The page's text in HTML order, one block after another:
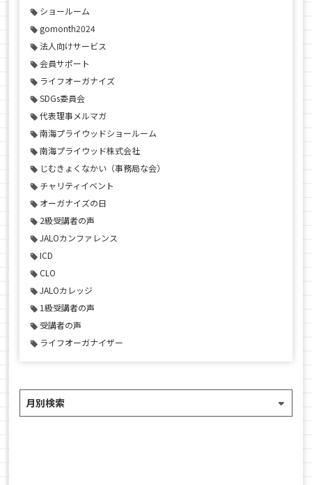
ショールーム
gomonth2024
法人向けサービス
会員サポート
ライフオーガナイズ
SDGs委員会
代表理事メルマガ
南海プライウッドショールーム
南海プライウッド株式会社
じむきょくなかい（事務局な会）
チャリティイベント
オーガナイズの日
2級受講者の声
JALOカンファレンス
ICD
CLO
JALOカレッジ
1級受講者の声
受講者の声
ライフオーガナイザー